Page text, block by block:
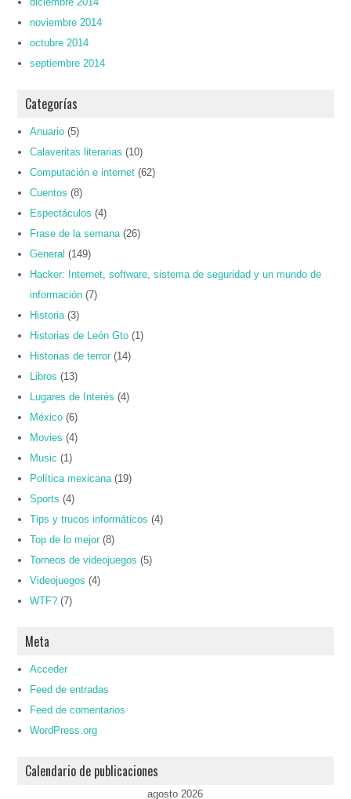
noviembre 2014
octubre 2014
septiembre 2014
Categorías
Anuario (5)
Calaveritas literarias (10)
Computación e internet (62)
Cuentos (8)
Espectáculos (4)
Frase de la semana (26)
General (149)
Hacker: Internet, software, sistema de seguridad y un mundo de
información (7)
Historia (3)
Historias de León Gto (1)
Historias de terror (14)
Libros (13)
Lugares de Interés (4)
México (6)
Movies (4)
Music (1)
Política mexicana (19)
Sports (4)
Tips y trucos informáticos (4)
Top de lo mejor (8)
Torneos de videojuegos (5)
Videojuegos (4)
WTF? (7)
Meta
Acceder
Feed de entradas
Feed de comentarios
WordPress.org
Calendario de publicaciones
agosto 2026